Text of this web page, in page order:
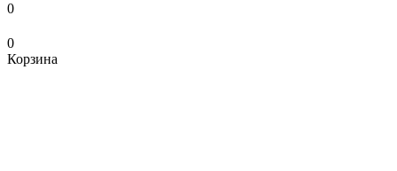
0
0
Корзина